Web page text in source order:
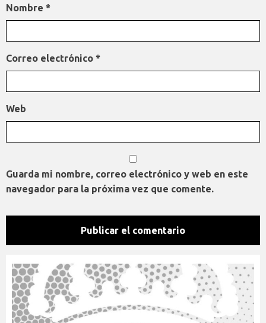
Nombre *
Correo electrónico *
Web
Guarda mi nombre, correo electrónico y web en este
navegador para la próxima vez que comente.